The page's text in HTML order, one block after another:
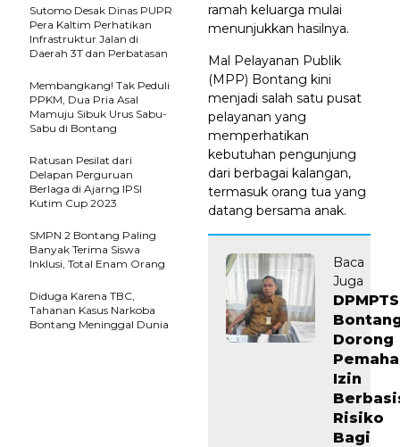
ramah keluarga mulai
menunjukkan hasilnya.
Mal Pelayanan Publik
(MPP) Bontang kini
menjadi salah satu pusat
pelayanan yang
memperhatikan
kebutuhan pengunjung
dari berbagai kalangan,
termasuk orang tua yang
datang bersama anak.
Baca
Juga
Dorong
Izin
Risiko
Bagi
Sutomo Desak Dinas PUPR
Pera Kaltim Perhatikan
Infrastruktur Jalan di
Daerah 3T dan Perbatasan
Membangkang! Tak Peduli
PPKM, Dua Pria Asal
Mamuju Sibuk Urus Sabu-
Sabu di Bontang
Ratusan Pesilat dari
Delapan Perguruan
Berlaga di Ajarng IPSI
Kutim Cup 2023
SMPN 2 Bontang Paling
Banyak Terima Siswa
Inklusi, Total Enam Orang
Diduga Karena TBC,
Tahanan Kasus Narkoba
Bontang Meninggal Dunia